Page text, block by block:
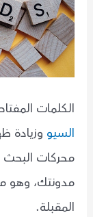
الكلمات
السيو وزيادة
محركات
مدونتك، وهو
المقبلة.